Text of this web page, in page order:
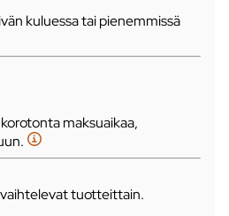
kuluessa tai pienemmissä
maksuaikaa,
tuotteittain.